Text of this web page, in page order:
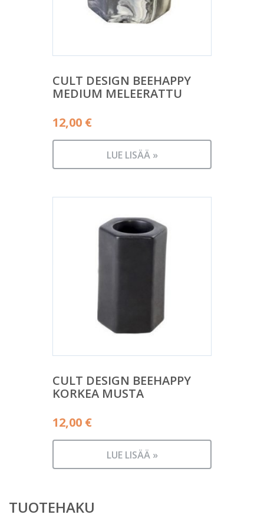
CULT DESIGN BEEHAPPY
MEDIUM MELEERATTU
12,00 €
LUE LISÄÄ »
CULT DESIGN BEEHAPPY
KORKEA MUSTA
12,00 €
LUE LISÄÄ »
TUOTEHAKU